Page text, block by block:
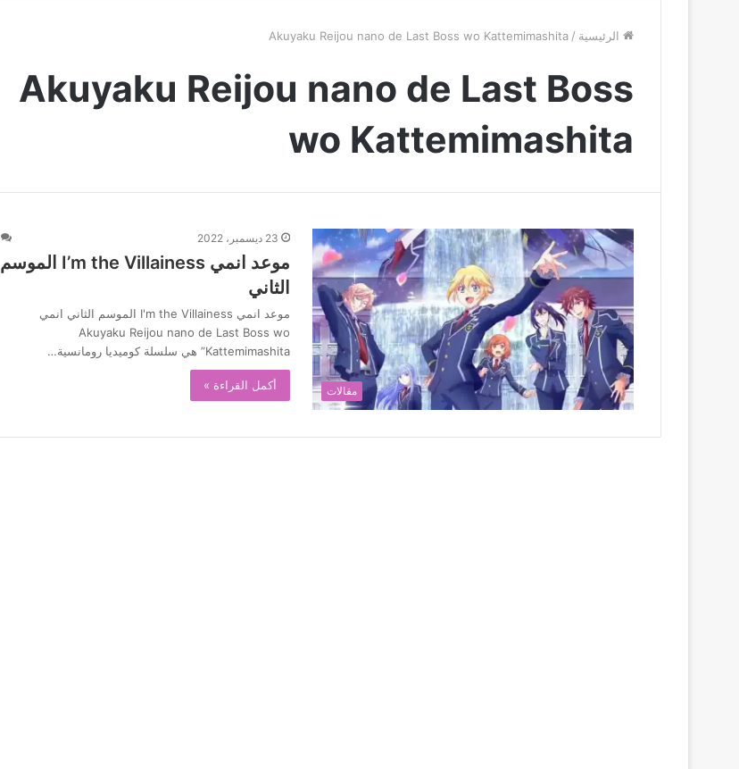
الرئيسية /
Akuyaku Reijou nano de Last Boss wo Kattemimashita
Akuyaku Reijou nano de Last Boss
wo Kattemimashita
مقالات
23 ديسمبر، 2022
موعد انمي I’m the Villainess الموسم
الثاني
موعد انمي I'm the Villainess الموسم الثاني انمي
Akuyaku Reijou nano de Last Boss wo
Kattemimashita” هي سلسلة كوميديا رومانسية…
أكمل القراءة »